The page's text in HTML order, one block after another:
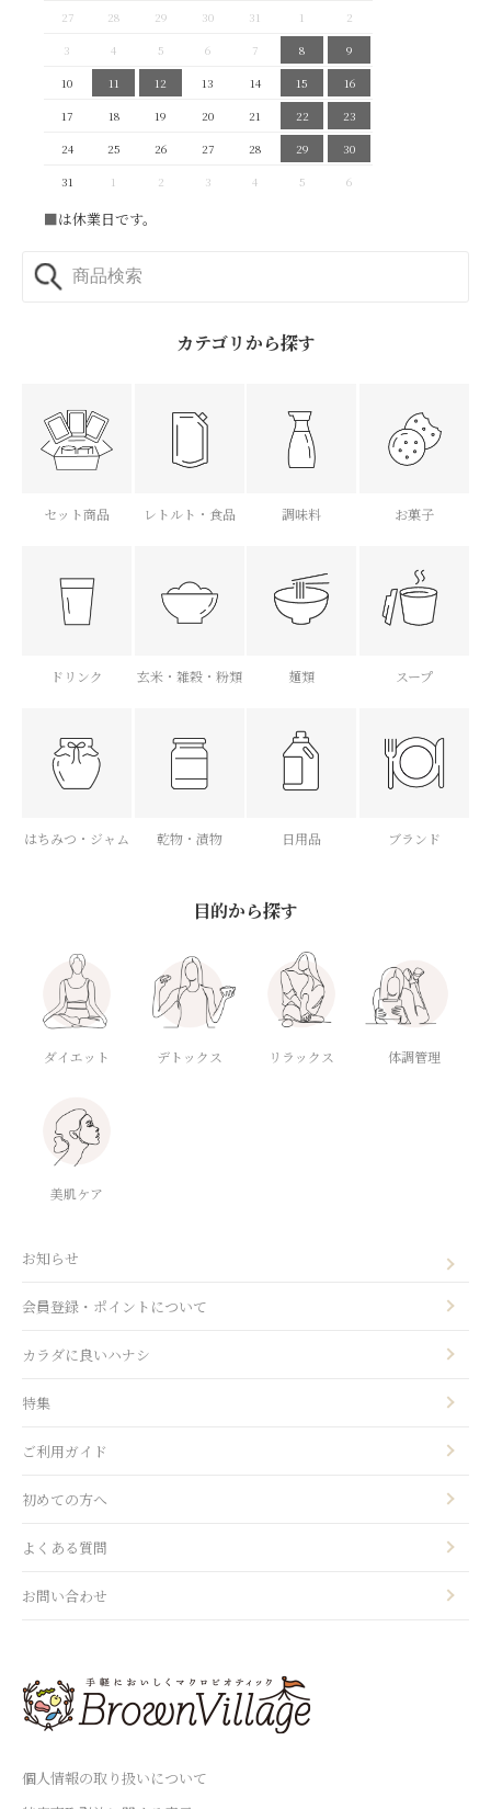
27
28 29 30 31 1
2
3
4 5 6 7 8
9
10
11 12 13 14 15
16
17
18 19 20 21 22
23
24
25 26 27 28 29
30
31
1 2 3 4 5 6
■は休業日です。
カテゴリから探す
セット商品 レトルト・食品 調味料 お菓子
ドリンク 玄米・雑穀・粉類 麺類 スープ
はちみつ・ジャム 乾物・漬物 日用品 ブランド
目的から探す
ダイエット デトックス リラックス 体調管理
美肌ケア
個人情報の取り扱いについて
お知らせ
会員登録・ポイントについて
カラダに良いハナシ
特集
ご利用ガイド
初めての方へ
よくある質問
お問い合わせ